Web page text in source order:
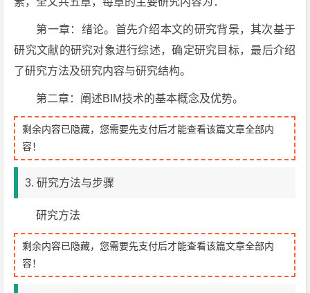
第一章：绪论。首先介绍本文的研究背景，其次基于
研究文献的研究对象进行综述，确定研究目标，最后介绍
了研究方法及研究内容与研究结构。
第二章：阐述BIM技术的基本概念及优势。
剩余内容已隐藏，您需要先支付后才能查看该篇文章全部内
容！
3. 研究方法与步骤
研究方法
剩余内容已隐藏，您需要先支付后才能查看该篇文章全部内
容！